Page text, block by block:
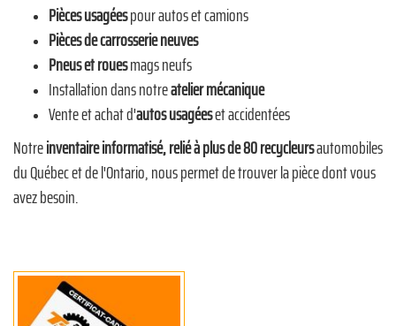
Pièces usagéespour autos et camions
Pièces de carrosserie neuves
Pneus et rouesmags neufs
Installation dans notreatelier mécanique
Vente et achat d'autos usagéeset accidentées
Notreinventaire informatisé, relié à plus de 80 recycleursautomobiles
du Québec et de l'Ontario, nous permet de trouver la pièce dont vous
avez besoin.